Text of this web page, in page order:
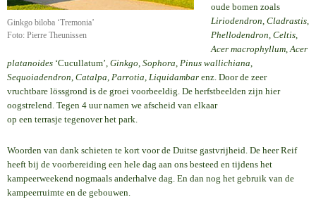
Ginkgo biloba ‘Tremonia’
Foto: Pierre Theunissen
oude bomen zoals
Liriodendron Cladrastis
Phellodendron Celtis
Acer macrophyllum Acer
platanoides ‘Cucullatum’, Ginkgo Sophora Pinus wallichiana
Sequoiadendron Catalpa Parrotia, Liquidambar enz. Door de zeer
vruchtbare lössgrond is de groei voorbeeldig. De herfstbeelden zijn hier
oogstrelend. Tegen 4 uur namen we afscheid van elkaar
op een terrasje tegenover het park.
Woorden van dank schieten te kort voor de Duitse gastvrijheid. De heer Reif
heeft bij de voorbereiding een hele dag aan ons besteed en tijdens het
kampeerweekend nogmaals anderhalve dag. En dan nog het gebruik van de
kampeerruimte en de gebouwen.